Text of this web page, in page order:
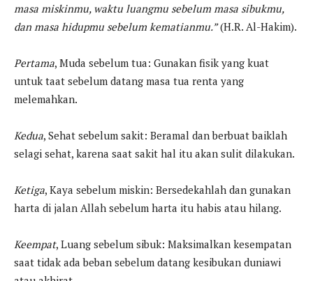
masa miskinmu, waktu luangmu sebelum masa sibukmu,
dan masa hidupmu sebelum kematianmu.”(H.R. Al-Hakim).
Pertama, Muda sebelum tua: Gunakan fisik yang kuat
untuk taat sebelum datang masa tua renta yang
melemahkan.
Kedua, Sehat sebelum sakit: Beramal dan berbuat baiklah
selagi sehat, karena saat sakit hal itu akan sulit dilakukan.
Ketiga, Kaya sebelum miskin: Bersedekahlah dan gunakan
harta di jalan Allah sebelum harta itu habis atau hilang.
Keempat, Luang sebelum sibuk: Maksimalkan kesempatan
saat tidak ada beban sebelum datang kesibukan duniawi